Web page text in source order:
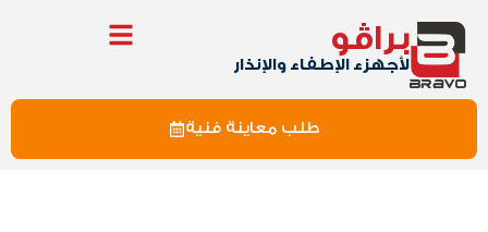
براڤو
لأجهزء الإطفاء والإنذار
طلب معاينة فنية